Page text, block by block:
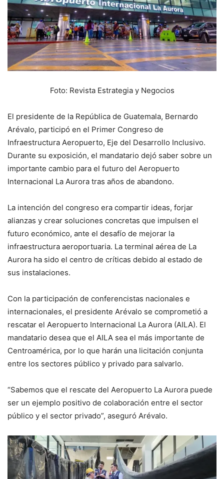
Foto: Revista Estrategia y Negocios
El presidente de la República de Guatemala, Bernardo
Arévalo, participó en el Primer Congreso de
Infraestructura Aeropuerto, Eje del Desarrollo Inclusivo.
Durante su exposición, el mandatario dejó saber sobre un
importante cambio para el futuro del Aeropuerto
Internacional La Aurora tras años de abandono.
La intención del congreso era compartir ideas, forjar
alianzas y crear soluciones concretas que impulsen el
futuro económico, ante el desafío de mejorar la
infraestructura aeroportuaria. La terminal aérea de La
Aurora ha sido el centro de críticas debido al estado de
sus instalaciones.
Con la participación de conferencistas nacionales e
internacionales, el presidente Arévalo se comprometió a
rescatar el Aeropuerto Internacional La Aurora (AILA). El
mandatario desea que el AILA sea el más importante de
Centroamérica, por lo que harán una licitación conjunta
entre los sectores público y privado para salvarlo.
“Sabemos que el rescate del Aeropuerto La Aurora puede
ser un ejemplo positivo de colaboración entre el sector
público y el sector privado”, aseguró Arévalo.